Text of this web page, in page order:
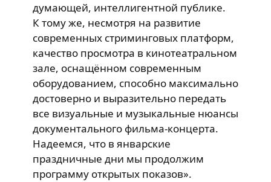
думающей, интеллигентной публике.
К тому же, несмотря на развитие
современных стриминговых платформ,
качество просмотра в кинотеатральном
зале, оснащённом современным
оборудованием, способно максимально
достоверно и выразительно передать
все визуальные и музыкальные нюансы
документального фильма-концерта.
Надеемся, что в январские
праздничные дни мы продолжим
программу открытых показов».